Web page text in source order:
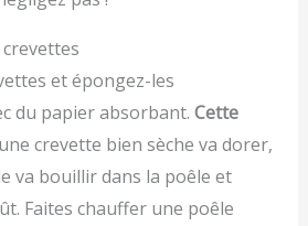
et épongez-les
du papier absorbant. Cette
crevette bien sèche va dorer,
va bouillir dans la poêle et
Faites chauffer une poêle